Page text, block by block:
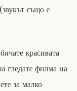
също е
красивата
гледате филма на
за малко